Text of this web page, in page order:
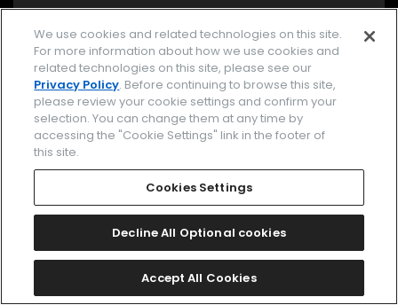
MY CITIZEN シチズンオーナーズクラブ
メールマガジン登録
GLOBAL
facebookinstagramtwitter
プライバシーポリシー Cookies Settings
We use cookies and related technologies on this site.
For more information about how we use cookies and
related technologies on this site, please see our
Privacy Policy. Before continuing to browse this site,
please review your cookie settings and confirm your
selection. You can change them at any time by
accessing the "Cookie Settings" link in the footer of
this site.
Cookies Settings
Decline All Optional cookies
Accept All Cookies